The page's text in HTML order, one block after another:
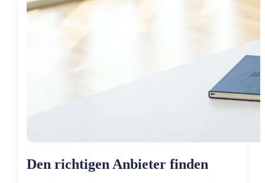
Den richtigen Anbieter finden